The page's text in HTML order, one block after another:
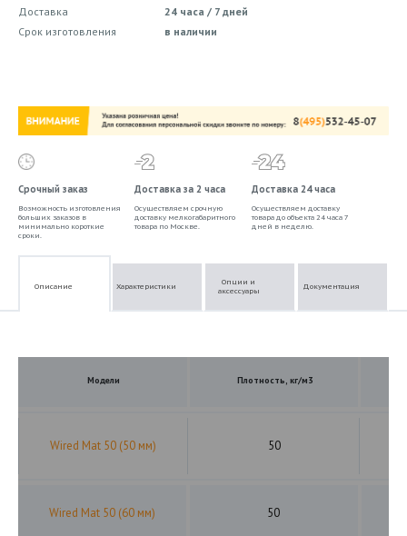
Доставка
24 часа / 7 дней
Срок изготовления
в наличии
Срочный заказ
Возможность изготовления
больших заказов в
минимально короткие
сроки.
Доставка за 2 часа
Осуществляем срочную
доставку мелкогабаритного
товара по Москве.
Доставка 24 часа
Осуществляем доставку
товара до объекта 24 часа 7
дней в неделю.
Описание Характеристики
Опции и
аксессуары
Документация
Модели Плотность, кг/м3
Wired Mat 50 (50 мм) 50
Wired Mat 50 (60 мм) 50